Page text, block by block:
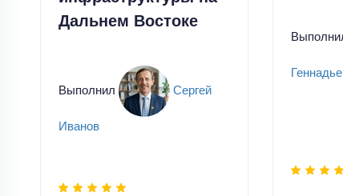
Дальнем Востоке
Выполнил Сергей
Иванов
Выполнил